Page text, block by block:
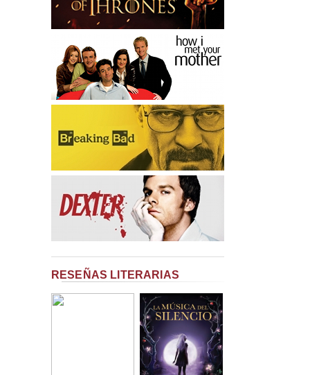
RESEÑAS LITERARIAS